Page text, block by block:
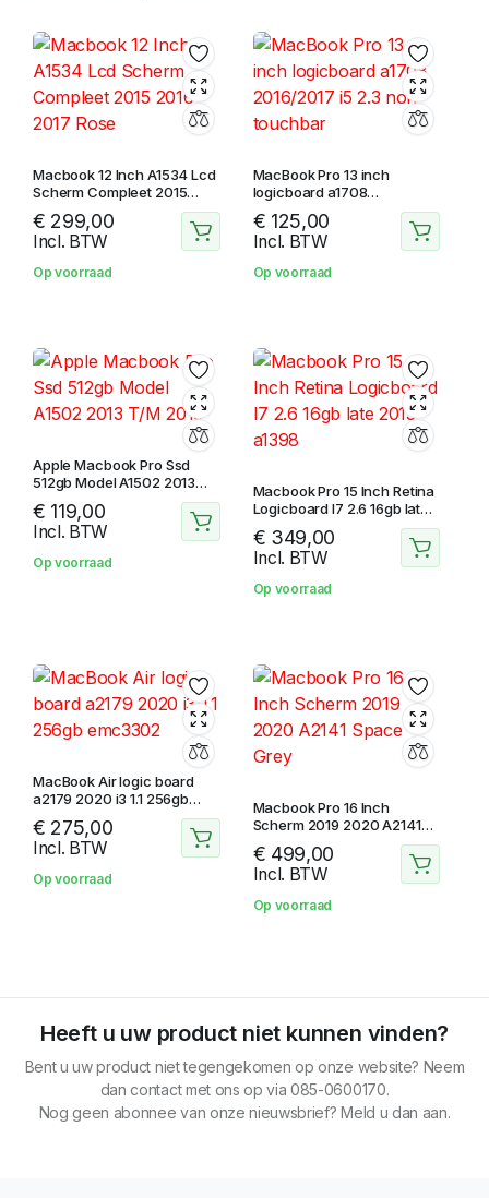
Macbook 12 Inch A1534 Lcd
Scherm Compleet 2015
€ 299,00
Incl. BTW
Op voorraad
MacBook Pro 13 inch
logicboard a1708
touchbar
€ 125,00
Incl. BTW
Op voorraad
Apple Macbook Pro Ssd
512gb Model A1502 2013
€ 119,00
Incl. BTW
Op voorraad
Macbook Pro 15 Inch Retina
Logicboard I7 2.6 16gb late
€ 349,00
Incl. BTW
Op voorraad
MacBook Air logic board
a2179 2020 i3 1.1 256gb
€ 275,00
Incl. BTW
Op voorraad
Macbook Pro 16 Inch
Scherm 2019 2020 A2141
€ 499,00
Incl. BTW
Op voorraad
Heeft u uw product niet kunnen vinden?
Bent u uw product niet tegengekomen op onze website? Neem
dan contact met ons op via 085-0600170.
Nog geen abonnee van onze nieuwsbrief? Meld u dan aan.